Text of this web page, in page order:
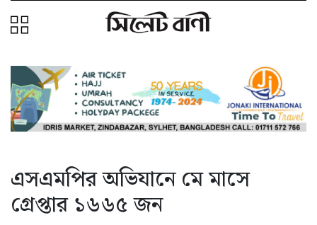
এসএমপির অভিযানে মে মাসে
গ্রেপ্তার ১৬৬৫ জন